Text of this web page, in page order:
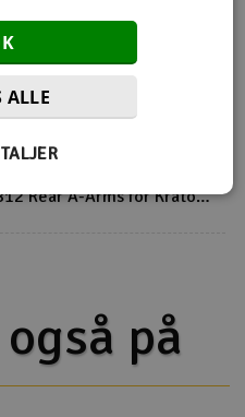
Rear A-Arms for Kraton
på
ALLE